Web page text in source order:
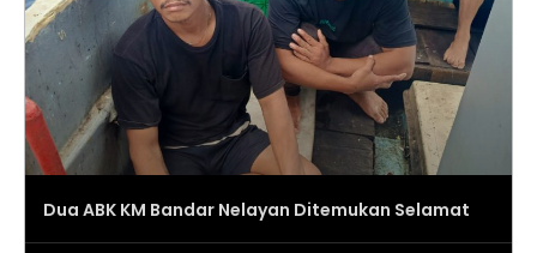
Dua ABK KM Bandar Nelayan Ditemukan Selamat